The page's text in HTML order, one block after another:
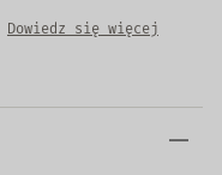
Dowiedz się więcej